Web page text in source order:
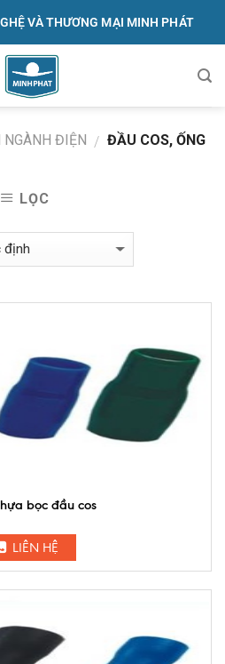
VÀ THƯƠNG MẠI MINH PHÁT
NGÀNH ĐIỆN / ĐẦU COS, ỐNG
LỌC
bọc đầu cos
LIÊN HỆ
091.570.1368